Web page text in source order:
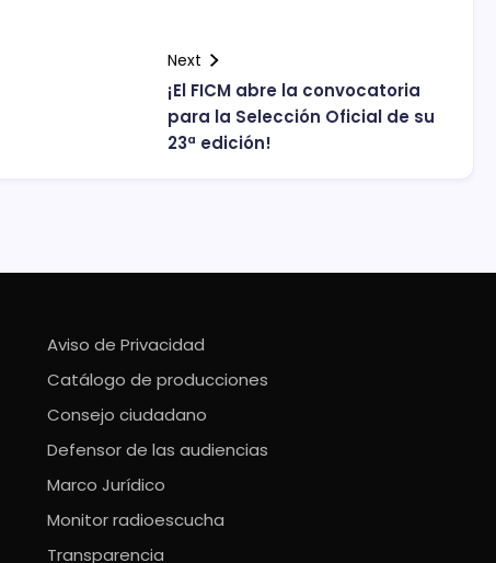
Next
¡El FICM abre la convocatoria
para la Selección Oficial de su
23ª edición!
Aviso de Privacidad
Catálogo de producciones
Consejo ciudadano
Defensor de las audiencias
Marco Jurídico
Monitor radioescucha
Transparencia